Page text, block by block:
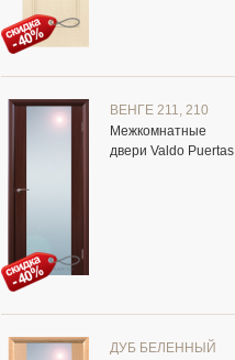
ВЕНГЕ 211, 210
Межкомнатные
двери Valdo Puertas
ДУБ БЕЛЕННЫЙ